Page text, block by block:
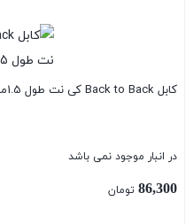
کابل Back to Back کی نت طول 1.5متر
در انبار موجود نمی باشد
86,300 تومان